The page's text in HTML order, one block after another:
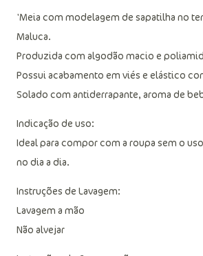
'Meia com modelagem de sapatilha no
Maluca.
Produzida com algodão macio e
Possui acabamento em viés e elástico
Solado com antiderrapante, aroma de
Indicação de uso:
Ideal para compor com a roupa sem o
no dia a dia.
Instruções de Lavagem:
Lavagem a mão
Não alvejar